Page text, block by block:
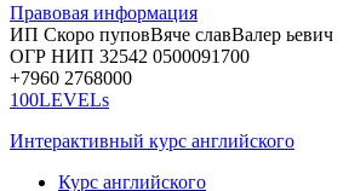
Правовая информация
ИП Скоро пуповВяче славВалер ьевич
ОГР НИП 32542 0500091700
+7960 2768000
100LEVELs
Интерактивный курс английского
Курс английского